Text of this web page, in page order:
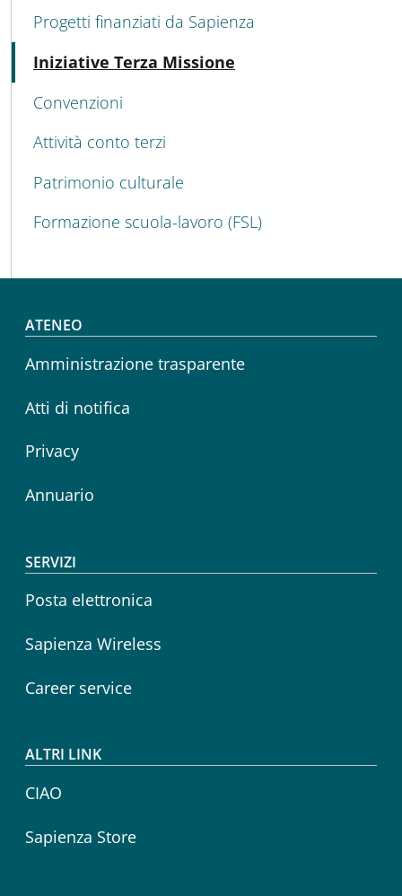
Progetti finanziati da Sapienza
Iniziative Terza Missione
Convenzioni
Attività conto terzi
Patrimonio culturale
Formazione scuola-lavoro (FSL)
Footer menu
ATENEO
Amministrazione trasparente
Atti di notifica
Privacy
Annuario
SERVIZI
Posta elettronica
Sapienza Wireless
Career service
ALTRI LINK
CIAO
Sapienza Store